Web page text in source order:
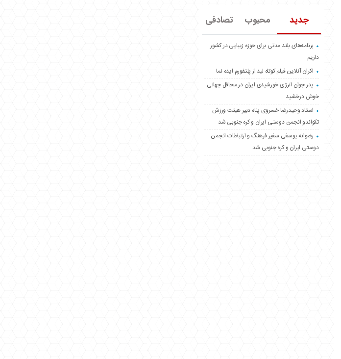
جدید محبوب تصادفی
برنامه‌های بلند مدتی برای حوزه زیبایی در کشور
داریم
اکران آنلاین فیلم کوتاه لید از پلتفورم ایده نما
پدر جوان انرژی خورشیدی ایران در محافل جهانی
خوش درخشید
استاد وحیدرضا خسروی پناه دبیر هیئت ورزش
تکواندو انجمن دوستی ایران و کره جنوبی شد
رضوانه یوسفی سفیر فرهنگ و ارتباطات انجمن
دوستی ایران و کره جنوبی شد